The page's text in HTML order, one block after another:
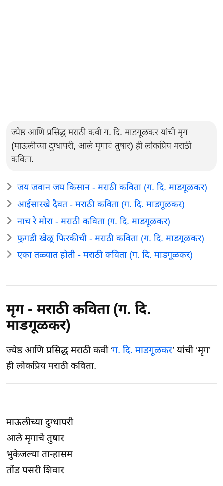
ज्येष्ठ आणि प्रसिद्ध मराठी कवी ग. दि. माडगूळकर यांची मृग
(माऊलीच्या दुग्धापरी, आले मृगाचे तुषार) ही लोकप्रिय मराठी
कविता.
जय जवान जय किसान - मराठी कविता (ग. दि. माडगूळकर)
आईसारखे दैवत - मराठी कविता (ग. दि. माडगूळकर)
नाच रे मोरा - मराठी कविता (ग. दि. माडगूळकर)
फुगडी खेळू फिरकीची - मराठी कविता (ग. दि. माडगूळकर)
एका तळ्यात होती - मराठी कविता (ग. दि. माडगूळकर)
मृग - मराठी कविता (ग. दि.
माडगूळकर)
ज्येष्ठ आणि प्रसिद्ध मराठी कवी ‘ग. दि. माडगूळकर’ यांची ‘मृग’
ही लोकप्रिय मराठी कविता.
माऊलीच्या दुग्धापरी
आले मृगाचे तुषार
भुकेजल्या तान्हासम
तोंड पसरी शिवार